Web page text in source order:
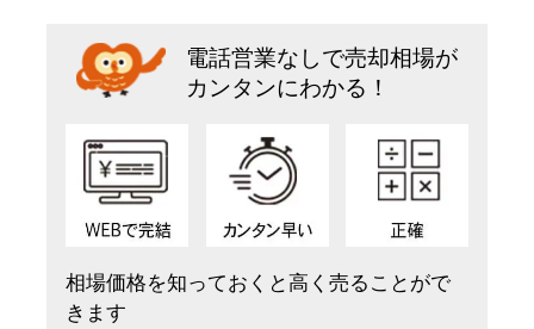
電話営業なしで売却相場が
カンタンにわかる！
相場価格を知っておくと高く売ることがで
きます